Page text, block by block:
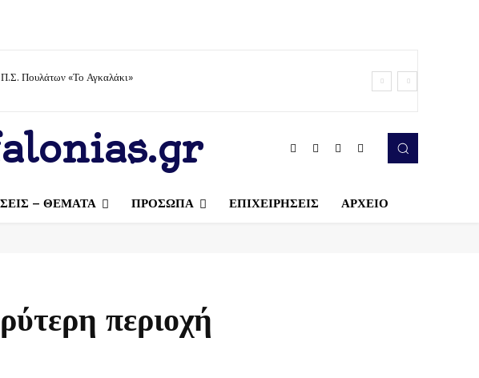
Π.Σ. Πουλάτων «Το Αγκαλάκι»
– ΘΕΜΑΤΑ ΠΡΟΣΩΠΑ ΕΠΙΧΕΙΡΗΣΕΙΣ ΑΡΧΕΙΟ
περιοχή